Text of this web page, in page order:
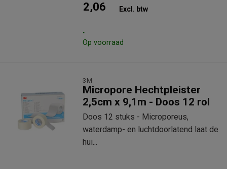
2,06 Excl. btw
.
Op voorraad
3M
Micropore Hechtpleister
2,5cm x 9,1m - Doos 12 rol
Doos 12 stuks - Microporeus,
waterdamp- en luchtdoorlatend laat de
hui...